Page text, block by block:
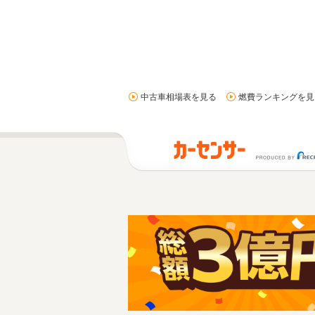
中古車相場表を見る 燃費ランキングを